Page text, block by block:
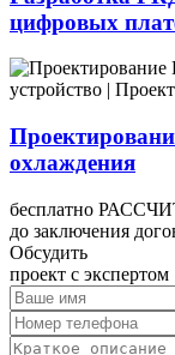
цифровых
охлаждения
бесплатно
до заключения
Обсудить
проект с экспертом